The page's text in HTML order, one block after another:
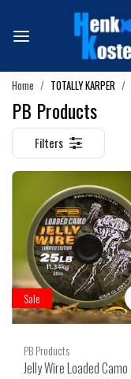
Home TOTALLY KARPER
PB Products
Filters
Sale
PB Products
Jelly Wire Loaded Camo